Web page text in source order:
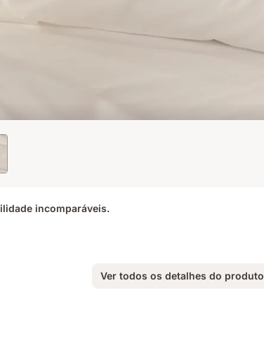
incomparáveis.
Ver todos os detalhes do produto